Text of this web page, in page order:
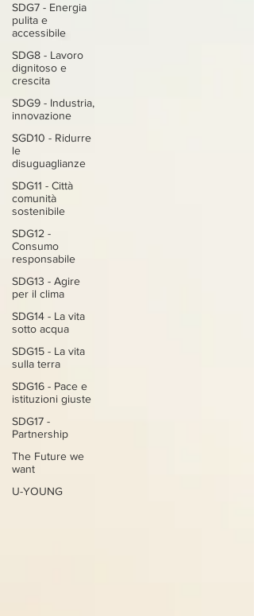
SDG7 - Energia
pulita e
accessibile
SDG8 - Lavoro
dignitoso e
crescita
SDG9 - Industria,
innovazione
SGD10 - Ridurre
le
disuguaglianze
SDG11 - Città
comunità
sostenibile
SDG12 -
Consumo
responsabile
SDG13 - Agire
per il clima
SDG14 - La vita
sotto acqua
SDG15 - La vita
sulla terra
SDG16 - Pace e
istituzioni giuste
SDG17 -
Partnership
The Future we
want
U-YOUNG